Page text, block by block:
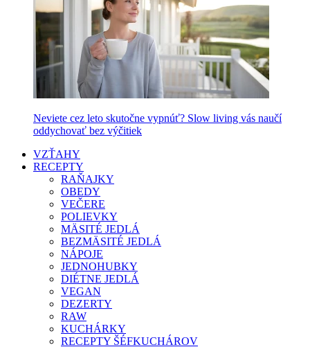
Neviete cez leto skutočne vypnúť? Slow living vás naučí
oddychovať bez výčitiek
VZŤAHY
RECEPTY
RAŇAJKY
OBEDY
VEČERE
POLIEVKY
MÄSITÉ JEDLÁ
BEZMÄSITÉ JEDLÁ
NÁPOJE
JEDNOHUBKY
DIÉTNE JEDLÁ
VEGAN
DEZERTY
RAW
KUCHÁRKY
RECEPTY ŠÉFKUCHÁROV